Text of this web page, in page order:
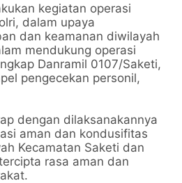
kegiatan operasi
dalam upaya
dan keamanan diwilayah
mendukung operasi
Danramil 0107/Saketi,
pengecekan personil,
dengan dilaksanakannya
aman dan kondusifitas
Kecamatan Saketi dan
rasa aman dan